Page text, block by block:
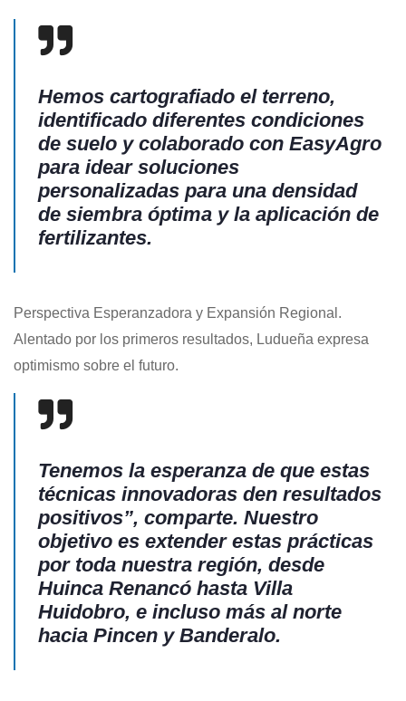
Hemos cartografiado el terreno,
identificado diferentes condiciones
de suelo y colaborado con EasyAgro
para idear soluciones
personalizadas para una densidad
de siembra óptima y la aplicación de
fertilizantes.
Perspectiva Esperanzadora y Expansión Regional.
Alentado por los primeros resultados, Ludueña expresa
optimismo sobre el futuro.
Tenemos la esperanza de que estas
técnicas innovadoras den resultados
positivos”, comparte. Nuestro
objetivo es extender estas prácticas
por toda nuestra región, desde
Huinca Renancó hasta Villa
Huidobro, e incluso más al norte
hacia Pincen y Banderalo.